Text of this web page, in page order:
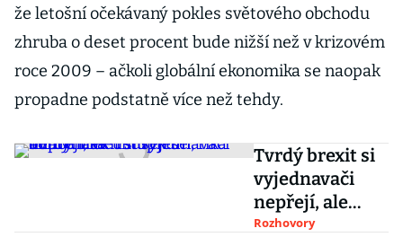
že letošní očekávaný pokles světového obchodu
zhruba o deset procent bude nižší než v krizovém
roce 2009 – ačkoli globální ekonomika se naopak
propadne podstatně více než tehdy.
Tvrdý brexit si
vyjednavači
nepřejí, ale
musejí se
Rozhovory